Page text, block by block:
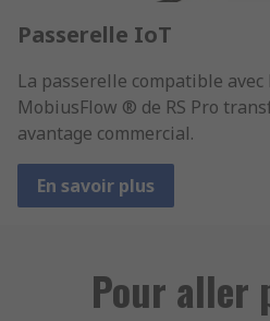
Passerelle IoT
La passerelle compatible
MobiusFlow ® de RS Pro
avantage commercial.
En savoir plus
Pour aller